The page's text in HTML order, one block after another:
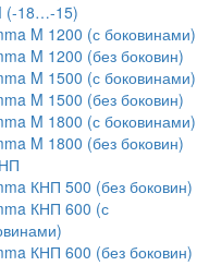
(-18…-15)
M 1200 (с боковинами)
M 1200 (без боковин)
M 1500 (с боковинами)
M 1500 (без боковин)
M 1800 (с боковинами)
M 1800 (без боковин)
КНП 500 (без боковин)
КНП 600 (с
КНП 600 (без боковин)